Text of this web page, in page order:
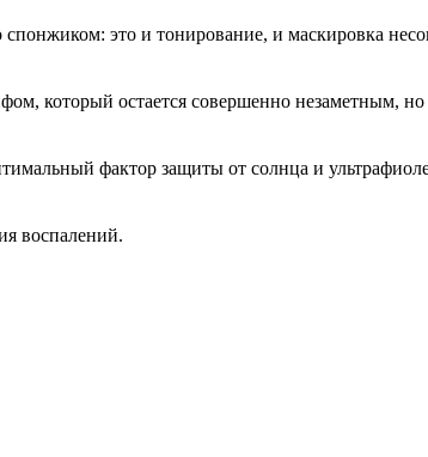
это и тонирование, и маскировка
который остается совершенно незаметным, но
фактор защиты от солнца и
воспалений.